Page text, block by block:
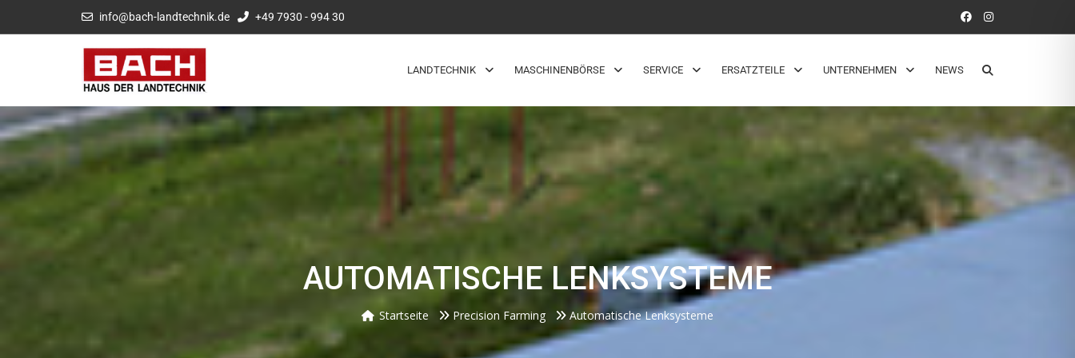
info@bach-landtechnik.de +49 7930 - 994 30
LANDTECHNIK MASCHINENBÖRSE SERVICE ERSATZTEILE UNTERNEHMEN NEWS
AUTOMATISCHE LENKSYSTEME
Startseite Precision Farming Automatische Lenksysteme